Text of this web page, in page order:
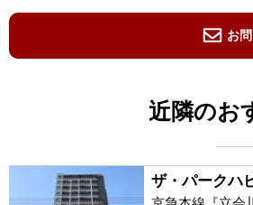
お
近隣のお
ザ・パークハ